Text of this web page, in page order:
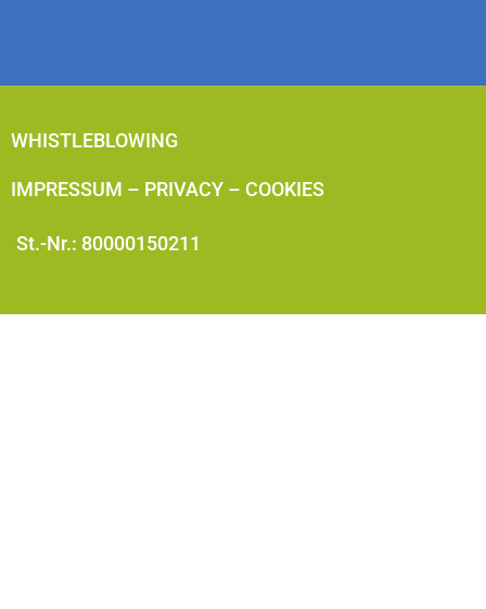
WHISTLEBLOWING
IMPRESSUM – PRIVACY – COOKIES
St.-Nr.: 80000150211